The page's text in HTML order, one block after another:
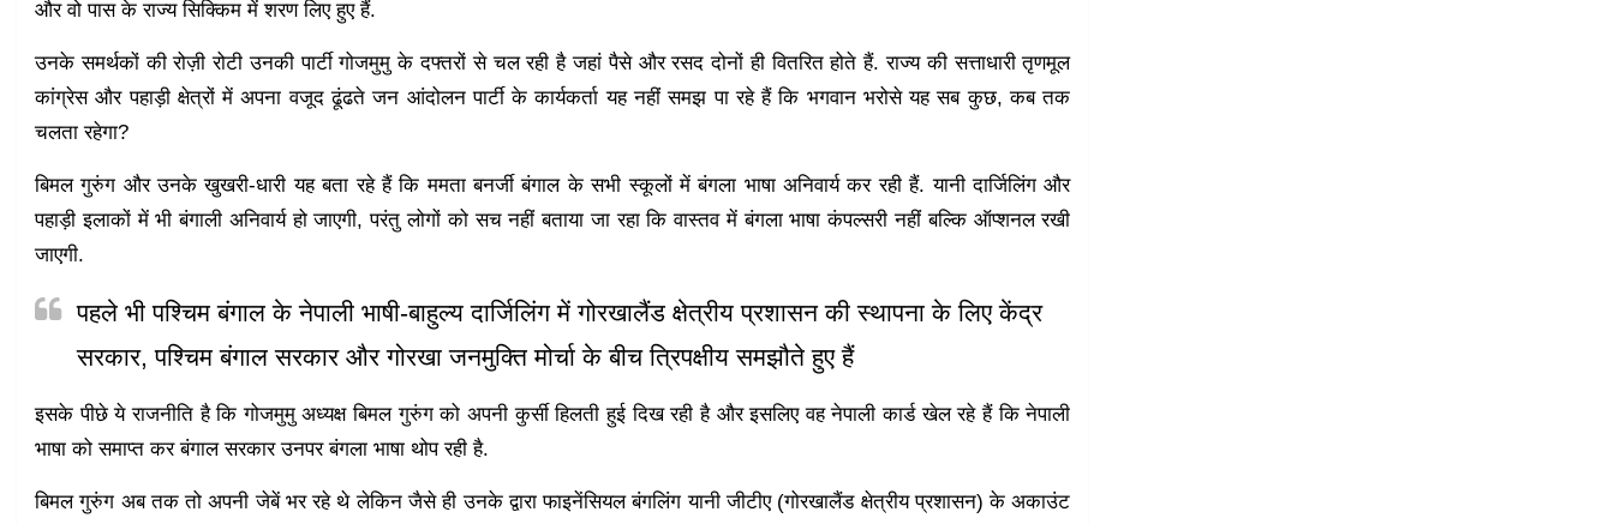
और वो पास के राज्य सिक्किम में शरण लिए हुए हैं.
उनके समर्थकों की रोज़ी रोटी उनकी पार्टी गोजमुमु के दफ्तरों से चल रही है जहां पैसे और रसद दोनों ही वितरित होते हैं. राज्य की सत्ताधारी तृणमूल
कांग्रेस और पहाड़ी क्षेत्रों में अपना वजूद ढूंढते जन आंदोलन पार्टी के कार्यकर्ता यह नहीं समझ पा रहे हैं कि भगवान भरोसे यह सब कुछ, कब तक
चलता रहेगा?
बिमल गुरुंग और उनके खुखरी-धारी यह बता रहे हैं कि ममता बनर्जी बंगाल के सभी स्कूलों में बंगला भाषा अनिवार्य कर रही हैं. यानी दार्जिलिंग और
पहाड़ी इलाकों में भी बंगाली अनिवार्य हो जाएगी, परंतु लोगों को सच नहीं बताया जा रहा कि वास्तव में बंगला भाषा कंपल्सरी नहीं बल्कि ऑप्शनल रखी
जाएगी.
पहले भी पश्चिम बंगाल के नेपाली भाषी-बाहुल्य दार्जिलिंग में गोरखालैंड क्षेत्रीय प्रशासन की स्थापना के लिए केंद्र
सरकार, पश्चिम बंगाल सरकार और गोरखा जनमुक्ति मोर्चा के बीच त्रिपक्षीय समझौते हुए हैं
इसके पीछे ये राजनीति है कि गोजमुमु अध्यक्ष बिमल गुरुंग को अपनी कुर्सी हिलती हुई दिख रही है और इसलिए वह नेपाली कार्ड खेल रहे हैं कि नेपाली
भाषा को समाप्त कर बंगाल सरकार उनपर बंगला भाषा थोप रही है.
बिमल गुरुंग अब तक तो अपनी जेबें भर रहे थे लेकिन जैसे ही उनके द्वारा फाइनेंसियल बंगलिंग यानी जीटीए (गोरखालैंड क्षेत्रीय प्रशासन) के अकाउंट